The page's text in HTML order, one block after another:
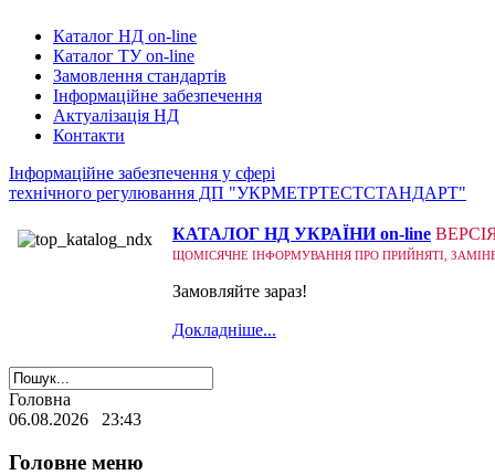
Каталог НД on-line
Каталог ТУ on-line
Замовлення стандартів
Інформаційне забезпечення
Актуалізація НД
Контакти
Інформаційне забезпечення у сфері
технічного регулювання ДП "УКРМЕТРТЕСТСТАНДАРТ"
КАТАЛОГ НД УКРАЇНИ on-line
ЩОМІСЯЧНЕ ІНФОРМУВАННЯ ПРО ПРИЙНЯТІ,
Замовляйте зараз!
Докладніше...
Головна
06.08.2026 23:43
Головне меню